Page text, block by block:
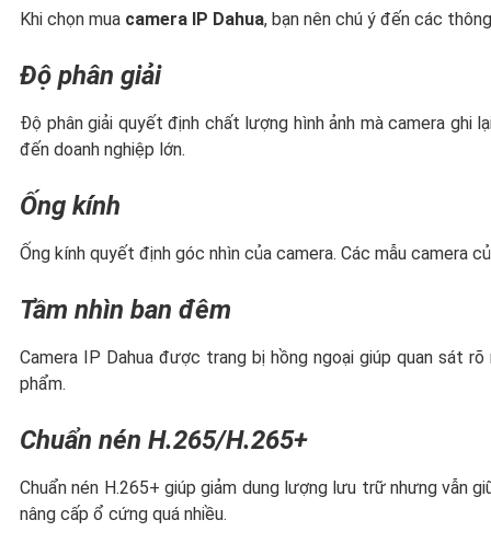
Khi chọn mua camera IP Dahua, bạn nên chú ý đến các
Độ phân giải
Độ phân giải quyết định chất lượng hình ảnh mà camera ghi
đến doanh nghiệp lớn.
Ống kính
Ống kính quyết định góc nhìn của camera. Các mẫu camera
Tầm nhìn ban đêm
Camera IP Dahua được trang bị hồng ngoại giúp quan sát
phẩm.
Chuẩn nén H.265/H.265+
Chuẩn nén H.265+ giúp giảm dung lượng lưu trữ nhưng vẫn
nâng cấp ổ cứng quá nhiều.